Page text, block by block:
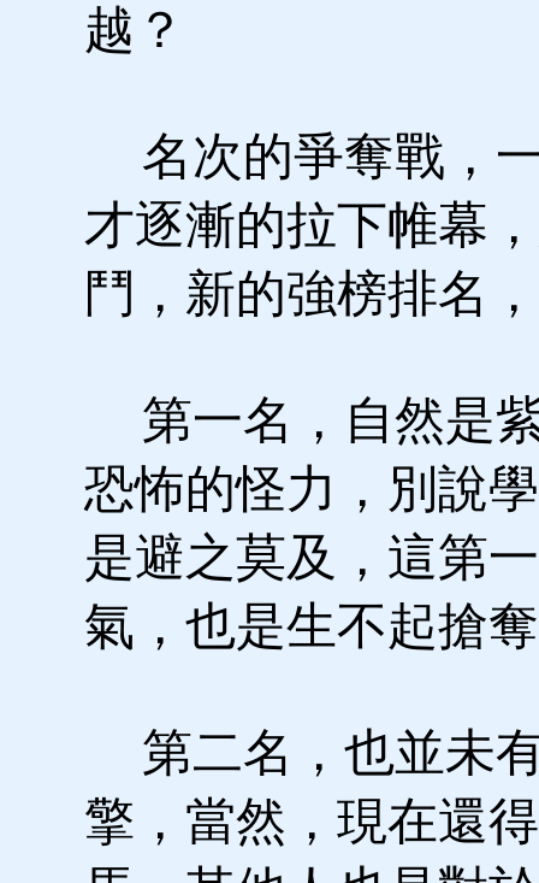
越？
名次的爭奪戰，
才逐漸的拉下帷幕
鬥，新的強榜排名
第一名，自然是
恐怖的怪力，別說
是避之莫及，這第
氣，也是生不起搶
第二名，也並未
擎，當然，現在還